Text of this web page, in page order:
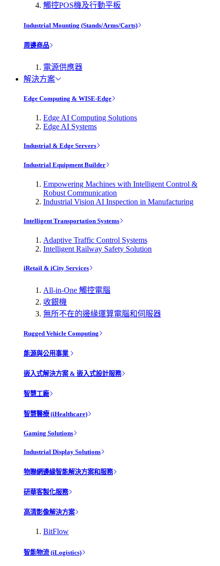
觸控POS機及行動平板
Industrial Mounting (Stands/Arms/Carts)
周邊商品
電源供應器
解決方案
Edge Computing & WISE-Edge
Edge AI Computing Solutions
Edge AI Systems
Industrial & Edge Servers
Industrial Equipment Builder
Empowering Machines with Intelligent Control &
Robust Communication
Industrial Vision AI Inspection in Manufacturing
Intelligent Transportation Systems
Adaptive Traffic Control Systems
Intelligent Railway Safety Solution
iRetail & iCity Services
All-in-One 觸控電腦
收銀機
無所不在的邊緣運算電腦和伺服器
Rugged Vehicle Computing
能源與公用事業
嵌入式解決方案 & 嵌入式設計服務
智慧工廠
智慧醫療 (iHealthcare)
Gaming Solutions
Industrial Display Solutions
物聯網邊緣智能解決方案和服務
研華客製化服務
高清影像解決方案
BitFlow
智能物流 (iLogistics)